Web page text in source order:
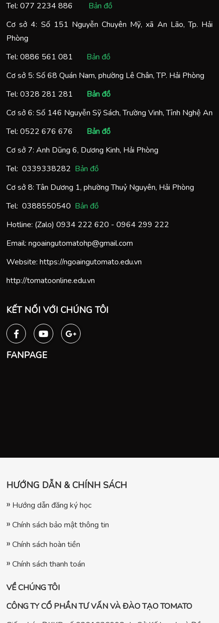
Tel: 077 2234 886
Bản đồ
Cơ sở 4: Số 151 Nguyễn Chuyên Mỹ, xã An Lão, Tp. Hải
Phòng
Tel: 0886 561 081
Bản đồ
Cơ sở 5: Số 68 Quán Nam, phường Lê Chân, TP. Hải Phòng
Tel: 0328 281 281
Bản đồ
Cơ sở 6: Số 146 Nguyễn Sỹ Sách, Trường Vinh, Tỉnh Nghệ An
Tel: 0522 676 676
Bản đồ
Cơ sở 7: Anh Dũng 6, Dương Kinh, Hải Phòng
Tel: 0339338282 Bản đồ
Cơ sở 8: Tân Dương 1, phường Thuỷ Nguyên, Hải Phòng
Tel: 0388550540 Bản đồ
Hotline: (Zalo) 0934 222 620 - 0964 299 222
Email: ngoaingutomatohp@gmail.com
Website: https://ngoaingutomato.edu.vn
http://tomatoonline.edu.vn
KẾT NỐI VỚI CHÚNG TÔI
FANPAGE
HƯỚNG DẪN & CHÍNH SÁCH
Hướng dẫn đăng ký học
Chính sách bảo mật thông tin
Chính sách hoàn tiền
Chính sách thanh toán
VỀ CHÚNG TÔI
CÔNG TY CỔ PHẦN TƯ VẤN VÀ ĐÀO TẠO TOMATO